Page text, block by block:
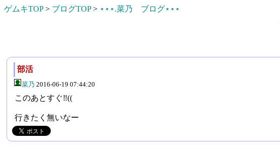
ゲムキTOP> ブログTOP> ⋆⋆⋆.菜乃 ブログ⋆⋆⋆
部活
菜乃 2016-06-19 07:44:20
このあとすぐ‼((
行きたく無いなー